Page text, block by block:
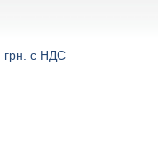
грн. с НДС